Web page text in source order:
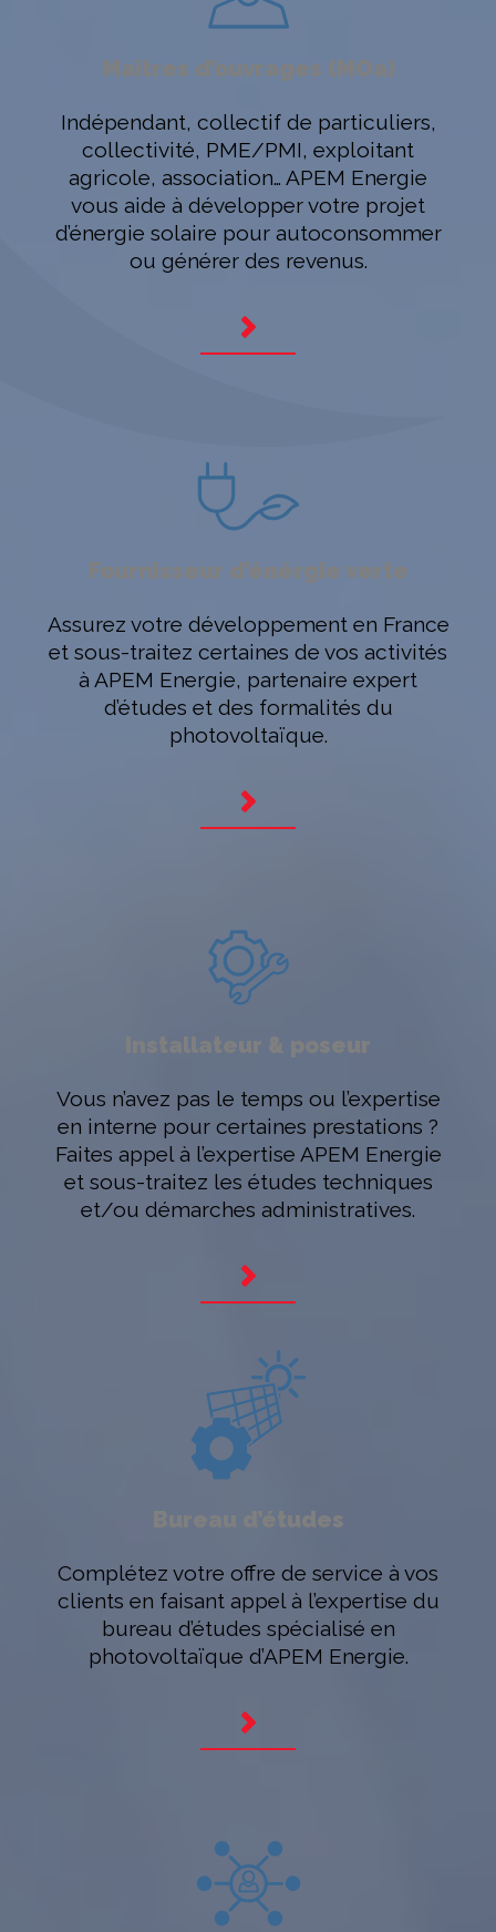
Maîtres d’ouvrages (MOa)
Indépendant, collectif de particuliers,
collectivité, PME/PMI, exploitant
agricole, association… APEM Energie
vous aide à développer votre projet
d’énergie solaire pour autoconsommer
ou générer des revenus.
Fournisseur d’énérgie verte
Assurez votre développement en France
et sous-traitez certaines de vos activités
à APEM Energie, partenaire expert
d’études et des formalités du
photovoltaïque.
Installateur & poseur
Vous n’avez pas le temps ou l’expertise
en interne pour certaines prestations ?
Faites appel à l’expertise APEM Energie
et sous-traitez les études techniques
et/ou démarches administratives.
Bureau d’études
Complétez votre offre de service à vos
clients en faisant appel à l’expertise du
bureau d’études spécialisé en
photovoltaïque d’APEM Energie.